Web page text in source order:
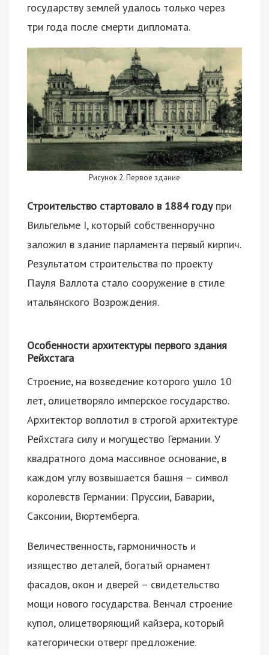
государству землей удалось только через
три года после смерти дипломата.
Рисунок 2. Первое здание
Строительство стартовало в 1884 годупри
Вильгельме I, который собственноручно
заложил в здание парламента первый кирпич.
Результатом строительства по проекту
Пауля Валлота стало сооружение в стиле
итальянского Возрождения.
Особенности архитектуры первого здания
Рейхстага
Строение, на возведение которого ушло 10
лет, олицетворяло имперское государство.
Архитектор воплотил в строгой архитектуре
Рейхстага силу и могущество Германии. У
квадратного дома массивное основание, в
каждом углу возвышается башня – символ
королевств Германии: Пруссии, Баварии,
Саксонии, Вюртемберга.
Величественность, гармоничность и
изящество деталей, богатый орнамент
фасадов, окон и дверей – свидетельство
мощи нового государства. Венчал строение
купол, олицетворяющий кайзера, который
категорически отверг предложение.